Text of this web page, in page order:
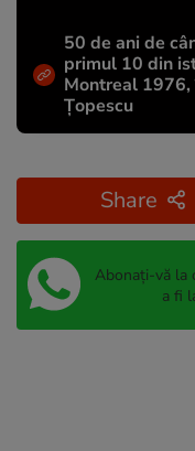
50 de ani de
primul 10 din
Montreal
Țopescu
Share
Abonați-vă la
a fi